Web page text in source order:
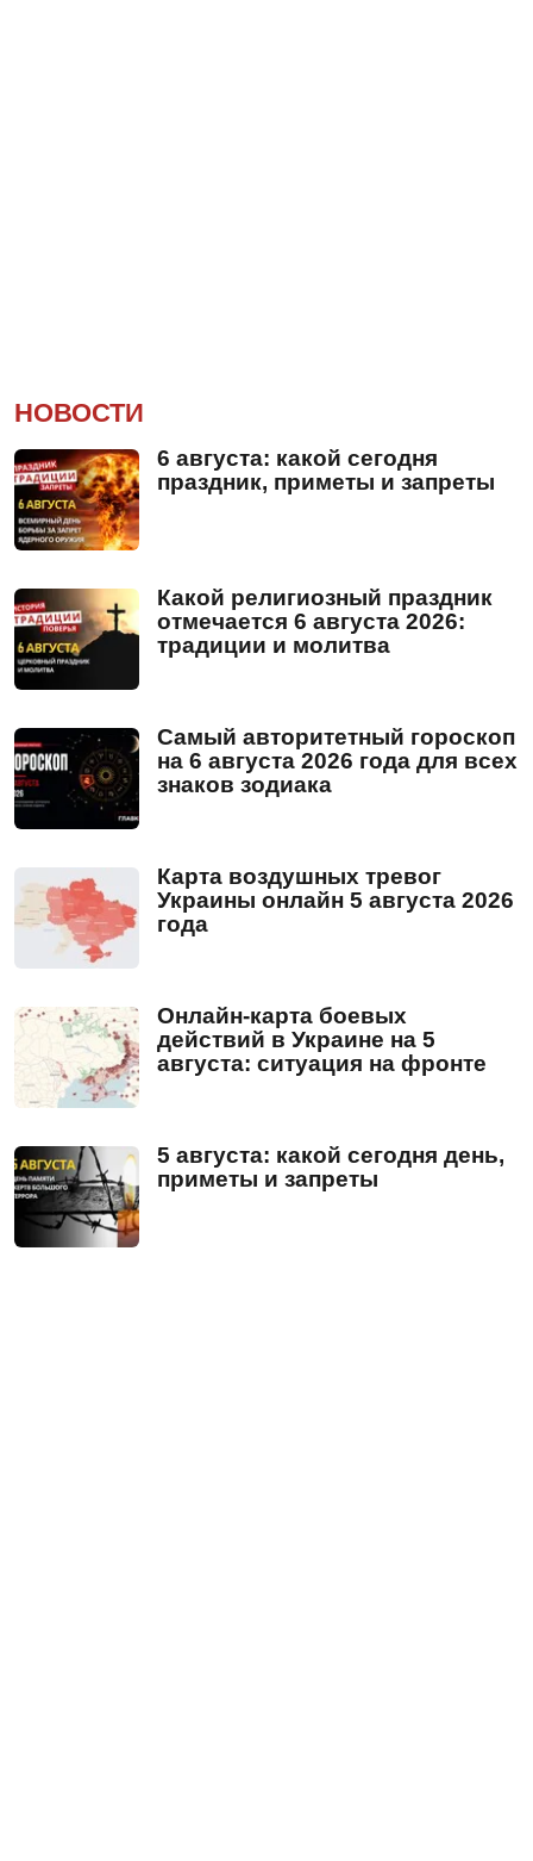
НОВОСТИ
6 августа: какой сегодня
праздник, приметы и запреты
Какой религиозный праздник
отмечается 6 августа 2026:
традиции и молитва
Самый авторитетный гороскоп
на 6 августа 2026 года для всех
знаков зодиака
Карта воздушных тревог
Украины онлайн 5 августа 2026
года
Онлайн-карта боевых
действий в Украине на 5
августа: ситуация на фронте
5 августа: какой сегодня день,
приметы и запреты